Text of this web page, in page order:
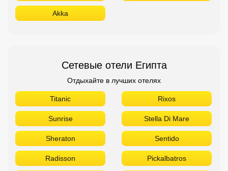
Akka
Сетевые отели Египта
Отдыхайте в лучших отелях
Titanic Rixos
Sunrise Stella Di Mare
Sheraton Sentido
Radisson Pickalbatros